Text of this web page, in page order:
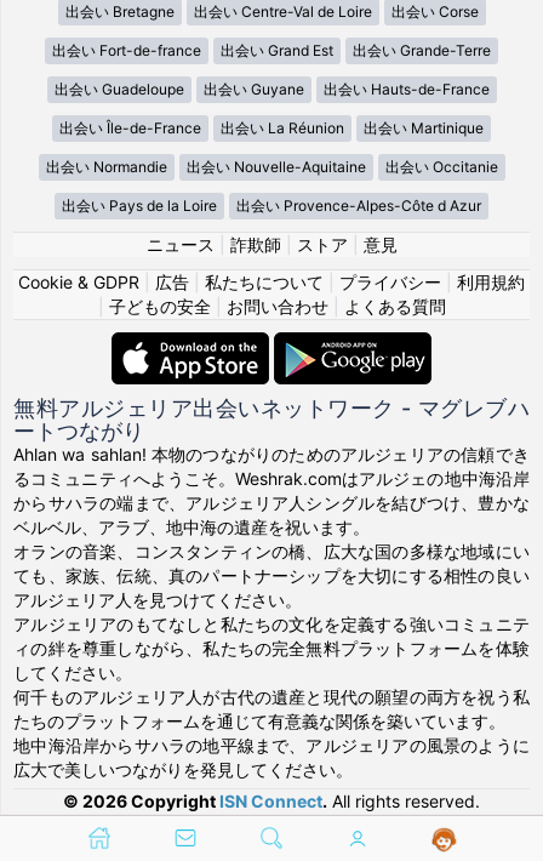
出会い Bretagne 出会い Centre-Val de Loire 出会い Corse
出会い Fort-de-france 出会い Grand Est 出会い Grande-Terre
出会い Guadeloupe 出会い Guyane 出会い Hauts-de-France
出会い Île-de-France 出会い La Réunion 出会い Martinique
出会い Normandie 出会い Nouvelle-Aquitaine 出会い Occitanie
出会い Pays de la Loire 出会い Provence-Alpes-Côte d Azur
ニュース 詐欺師 ストア
意見
Cookie & GDPR
広告 私たちについて プライバシー
利用規約
子どもの安全| お問い合わせ| よくある質問
無料アルジェリア出会いネットワーク - マグレブハ
ートつながり
Ahlan wa sahlan! 本物のつながりのためのアルジェリアの信頼でき
るコミュニティへようこそ。Weshrak.comはアルジェの地中海沿岸
からサハラの端まで、アルジェリア人シングルを結びつけ、豊かな
ベルベル、アラブ、地中海の遺産を祝います。
オランの音楽、コンスタンティンの橋、広大な国の多様な地域にい
ても、家族、伝統、真のパートナーシップを大切にする相性の良い
アルジェリア人を見つけてください。
アルジェリアのもてなしと私たちの文化を定義する強いコミュニテ
ィの絆を尊重しながら、私たちの完全無料プラットフォームを体験
してください。
何千ものアルジェリア人が古代の遺産と現代の願望の両方を祝う私
たちのプラットフォームを通じて有意義な関係を築いています。
地中海沿岸からサハラの地平線まで、アルジェリアの風景のように
広大で美しいつながりを発見してください。
© 2026 Copyright ISN Connect. All rights reserved.